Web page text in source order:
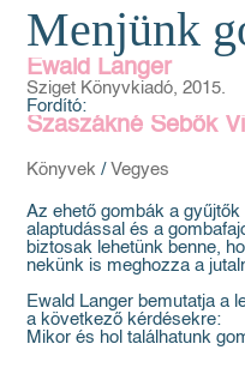
Menjünk
Ewald Langer
Sziget Könyvkiadó, 2015.
Fordító:
Szaszákné Sebők
Könyvek / Vegyes
Az ehető gombák a
alaptudással és a
biztosak lehetünk benne,
nekünk is meghozza a
Ewald Langer bemutatja a
a következő kérdésekre:
Mikor és hol találhatunk